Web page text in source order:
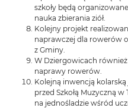
szkoły będą
nauka zbierania ziół.
Kolejny projekt
naprawczej dla rowerów
z Gminy.
W Dziergowicach
naprawy rowerów.
Kolejną inwencją
przed Szkołą Muzyczną
na jednośladzie wśród